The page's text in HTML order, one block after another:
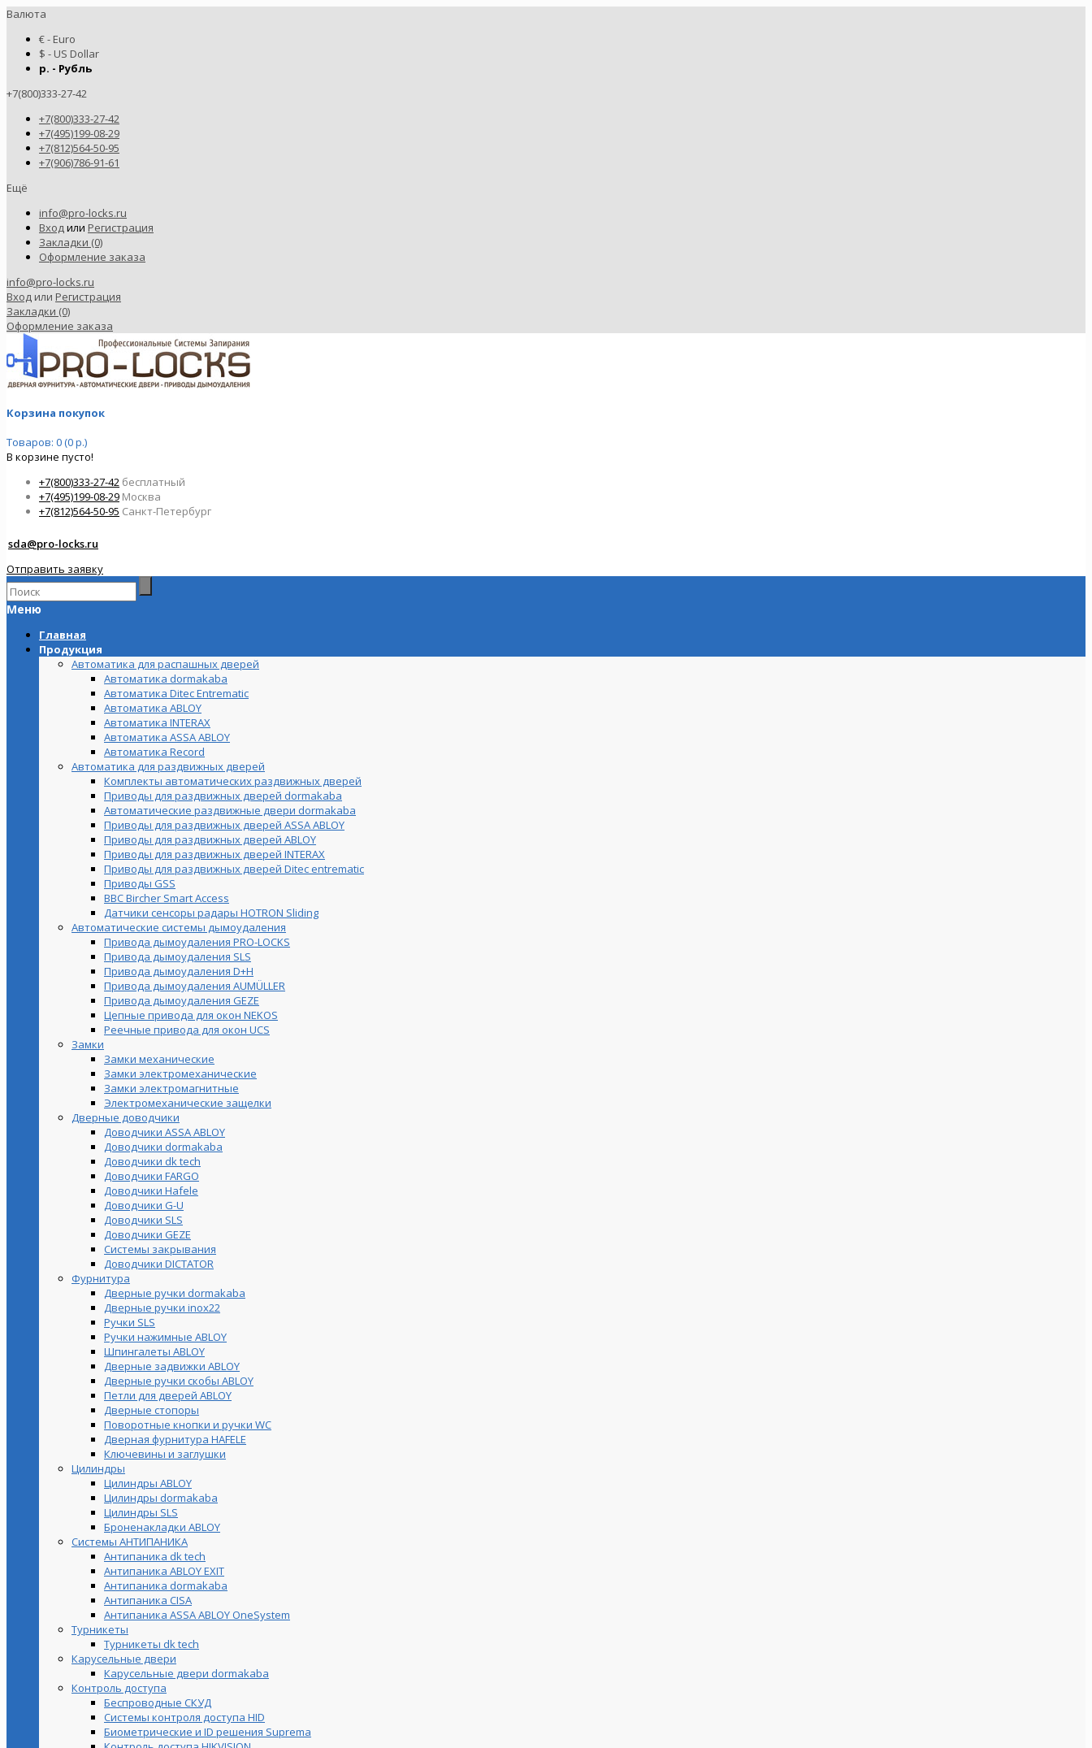
Валюта
€ - Euro
$ - US Dollar
р. - Рубль
+7(800)333-27-42
+7(800)333-27-42
+7(495)199-08-29
+7(812)564-50-95
+7(906)786-91-61
Ещё
info@pro-locks.ru
Входили Регистрация
Закладки (0)
Оформление заказа
info@pro-locks.ru
Вход или Регистрация
Закладки (0)
Оформление заказа
Корзина покупок
Товаров: 0 (0 р.)
В корзине пусто!
+7(800)333-27-42 бесплатный
+7(495)199-08-29 Москва
+7(812)564-50-95 Санкт-Петербург
sda@pro-locks.ru
Отправить заявку
Меню
Главная
Продукция
Автоматика для распашных дверей
Автоматика dormakaba
Автоматика Ditec Entrematic
Автоматика ABLOY
Автоматика INTERAX
Автоматика ASSA ABLOY
Автоматика Record
Автоматика для раздвижных дверей
Комплекты автоматических раздвижных дверей
Приводы для раздвижных дверей dormakaba
Автоматические раздвижные двери dormakaba
Приводы для раздвижных дверей ASSA ABLOY
Приводы для раздвижных дверей ABLOY
Приводы для раздвижных дверей INTERAX
Приводы для раздвижных дверей Ditec entrematic
Приводы GSS
BBC Bircher Smart Access
Датчики сенсоры радары HOTRON Sliding
Автоматические системы дымоудаления
Привода дымоудаления PRO-LOCKS
Привода дымоудаления SLS
Привода дымоудаления D+H
Привода дымоудаления AUMÜLLER
Привода дымоудаления GEZE
Цепные привода для окон NEKOS
Реечные привода для окон UСS
Замки
Замки механические
Замки электромеханические
Замки электромагнитные
Электромеханические защелки
Дверные доводчики
Доводчики ASSA ABLOY
Доводчики dormakaba
Доводчики dk tech
Доводчики FARGO
Доводчики Hafele
Доводчики G-U
Доводчики SLS
Доводчики GEZE
Cистемы закрывания
Доводчики DICTATOR
Фурнитура
Дверные ручки dormakaba
Дверные ручки inox22
Ручки SLS
Ручки нажимные ABLOY
Шпингалеты ABLOY
Дверные задвижки ABLOY
Дверные ручки скобы ABLOY
Петли для дверей ABLOY
Дверные стопоры
Поворотные кнопки и ручки WC
Дверная фурнитура HAFELE
Ключевины и заглушки
Цилиндры
Цилиндры ABLOY
Цилиндры dormakaba
Цилиндры SLS
Броненакладки ABLOY
Системы АНТИПАНИКА
Антипаника dk tech
Антипаника ABLOY EXIT
Антипаника dormakaba
Антипаника СISA
Антипаника ASSA ABLOY OneSystem
Турникеты
Турникеты dk tech
Карусельные двери
Карусельные двери dormakaba
Контроль доступа
Беспроводные СКУД
Системы контроля доступа HID
Биометрические и ID решения Suprema